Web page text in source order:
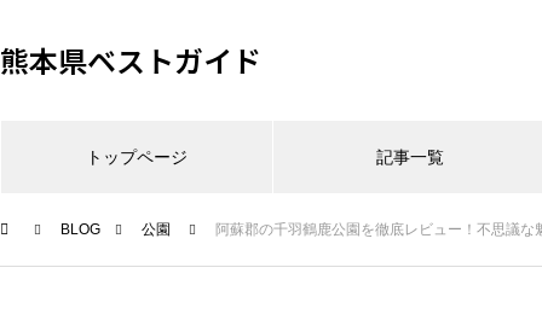
熊本県ベストガイド
トップページ 記事一覧
BLOG 公園 阿蘇郡の千羽鶴鹿公園を徹底レビュー！不思議な